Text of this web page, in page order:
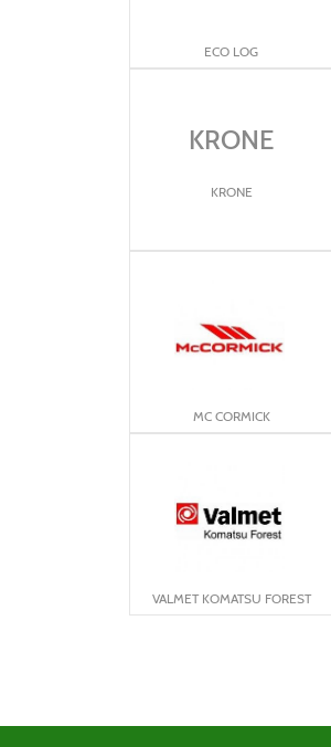
ECO LOG
KRONE
KRONE
MC CORMICK
VALMET KOMATSU FOREST